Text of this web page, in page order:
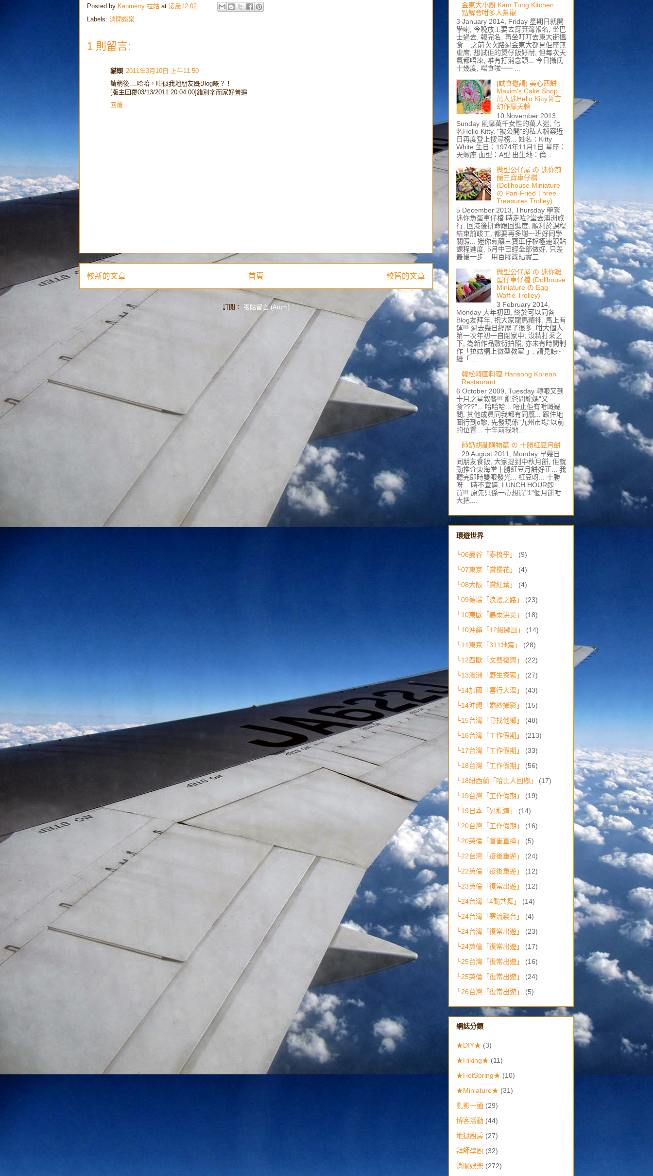
Posted by Kenmerry 拉姑 at 凌晨12:02
Labels: 消閒娛樂
1 則留言:
貓頭 2011年3月10日 上午11:50
請稍後....哈哈，咁似我地朋友既Blog嘅？！
[版主回覆03/13/2011 20:04:00]錯別字而家好普遍
回覆
較新的文章 較舊的文章
首頁
訂閱： 張貼留言 (Atom)
金東大小廚 Kam Tung Kitchen :
點解會咁多人幫襯
3 January 2014, Friday 星期日就開
學喇, 今晚放工要去筲箕灣報名, 坐巴
士過去, 報完名, 再坐叮叮去東大街搵
食... 之前次次路過金東大都見佢座無
虛席, 想試佢的煲仔飯好耐, 但每次天
氣都唔凍, 唯有打消念頭... 今日攝氏
十幾度, 啱食啦~~~ ...
[試食邀請] 美心西餅
Maxim's Cake Shop :
萬人迷Hello Kitty誓言
幻作摩天輪
10 November 2013,
Sunday 風靡萬千女性的萬人迷, 化
名Hello Kitty, "被公開"的私人檔案近
日再度登上搜尋榜... 姓名：Kitty
White 生日：1974年11月1日 星座：
天蠍座 血型：A型 出生地：倫...
微型公仔屋 の 迷你煎
釀三寶車仔檔
(Dollhouse Miniature
の Pan-Fried Three
Treasures Trolley)
5 December 2013, Thursday 學緊
迷你魚蛋車仔檔 時走咗2堂去澳洲旅
行, 回港後拼命跟回進度, 順利於課程
結束前峻工, 都要再多謝一班好同學
關照... 迷你煎釀三寶車仔檔極速跟貼
課程進度, 5月中已經全部做好, 只差
最後一步... 用百膠漿貼實三...
微型公仔屋 の 迷你雞
蛋仔車仔檔 (Dollhouse
Miniature の Egg
Waffle Trolley)
3 February 2014,
Monday 大年初四, 終於可以同各
Blog友拜年, 祝大家龍馬精神, 馬上有
運!!! 過去幾日經歷了很多, 咁大個人
第一次年初一自閉家中, 沒精打采之
下, 為新作品敷衍拍照, 亦未有時間制
作「拉姑網上微型教室 」, 請見諒~
繼「...
韓松韓國料理 Hansong Korean
Restaurant
6 October 2009, Tuesday 轉眼又到
十月之星叙餐!!! 龍爸問龍媽"又
食???"... 哈哈哈... 唔止佢有咁嘅疑
問, 其他成員同我都有同感... 跟住地
圖行到o黎, 先發現係"九州市場"以前
的位置... 十年前我地...
師奶胡亂購物篇 の 十勝紅豆月餅
29 August 2011, Monday 早幾日
同朋友食飯, 大家提到中秋月餅, 佢就
勁推介東海堂十勝紅豆月餅好正... 我
聽完即時雙眼發光... 紅豆呀... 十勝
呀... 時不宜遲, LUNCH HOUR即
買!!! 原先只係一心想買"1"個月餅咁
大把....
環遊世界
└06曼谷「泰梳乎」
(9)
└07東京「賞櫻花」
(4)
└08大阪「賞紅葉」
(4)
└09德瑞「浪漫之路」
(23)
└10東歐「暴雨洪災」
(18)
└10沖繩「12級颱風」
(14)
└11東京「311地震」
(28)
└12西歐「文藝復興」
(22)
└13澳洲「野生探索」
(27)
└14加國「喜行大溫」
(43)
└14沖繩「婚紗攝影」
(15)
└15台灣「尋找他鄉」
(48)
└16台灣「工作假期」
(213)
└17台灣「工作假期」
(33)
└18台灣「工作假期」
(56)
└18紐西蘭「哈比人回鄉」
(17)
└19台灣「工作假期」
(19)
└19日本「昇龍道」
(14)
└20台灣「工作假期」
(16)
└20英倫「盲衝直撞」
(5)
└22台灣「疫後重遊」
(24)
└22英倫「疫後重遊」
(12)
└23英倫「復常出遊」
(12)
└24台灣「4颱共舞」
(14)
└24台灣「寒流襲台」
(4)
└24台灣「復常出遊」
(23)
└24英倫「復常出遊」
(17)
└25台灣「復常出遊」
(16)
└25英倫「復常出遊」
(24)
└26台灣「復常出遊」
(5)
網誌分類
★DIY★ (3)
★Hiking★ (11)
★HotSpring★ (10)
★Miniature★ (31)
亂影一通 (29)
博客活動 (44)
地獄廚房 (27)
拜師學廚 (32)
消閒娛樂 (272)